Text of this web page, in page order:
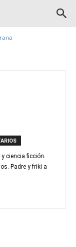
ciencia ficción.
Padre y friki a